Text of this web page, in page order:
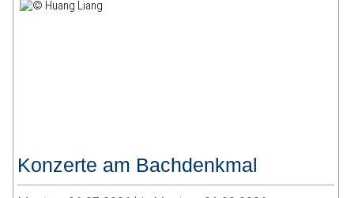
Konzerte am Bachdenkmal